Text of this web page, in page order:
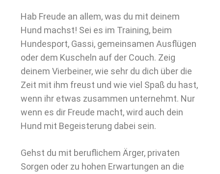
Hab Freude an allem, was du mit deinem
Hund machst! Sei es im Training, beim
Hundesport, Gassi, gemeinsamen Ausflügen
oder dem Kuscheln auf der Couch. Zeig
deinem Vierbeiner, wie sehr du dich über die
Zeit mit ihm freust und wie viel Spaß du hast,
wenn ihr etwas zusammen unternehmt. Nur
wenn es dir Freude macht, wird auch dein
Hund mit Begeisterung dabei sein.
Gehst du mit beruflichem Ärger, privaten
Sorgen oder zu hohen Erwartungen an die